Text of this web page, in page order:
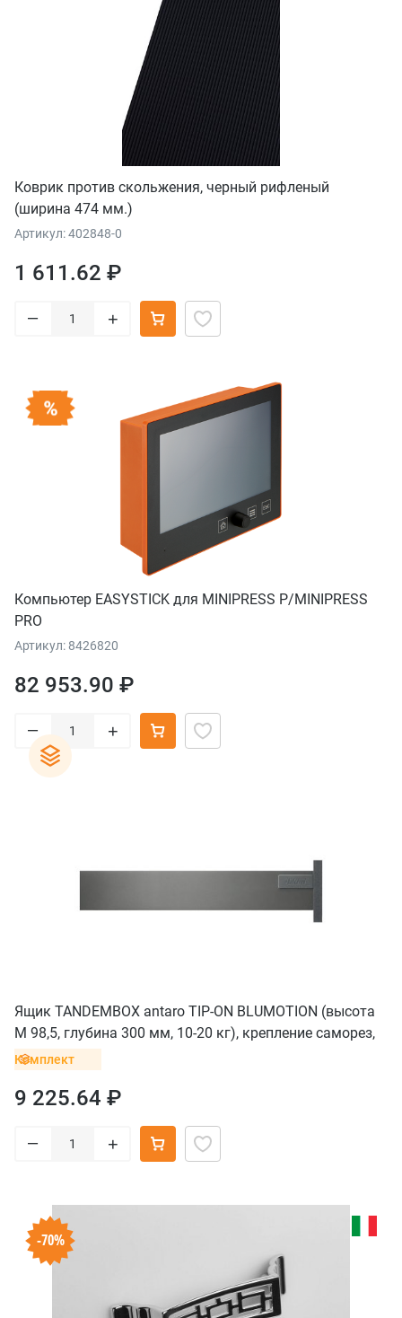
Коврик против скольжения, черный рифленый
(ширина 474 мм.)
Артикул: 402848-0
1 611.62 ₽
– +
Компьютер EASYSTICK для MINIPRESS P/MINIPRESS
PRO
Артикул: 8426820
82 953.90 ₽
– +
Ящик TANDEMBOX antaro TIP-ON BLUMOTION (высота
M 98,5, глубина 300 мм, 10-20 кг), крепление саморез,
серый орион
Комплект
9 225.64 ₽
– +
-70%